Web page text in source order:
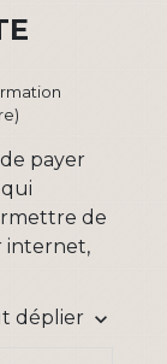
payer
de
internet,
déplier keyboard_arrow_down